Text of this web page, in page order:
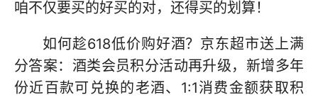
咱不仅要买的好买的对，还得买的划算！
如何趁618低价购好酒？京东超市送上满
分答案：酒类会员积分活动再升级，新增多年
份近百款可兑换的老酒、1:1消费金额获取积